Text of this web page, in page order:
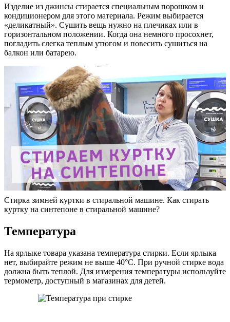
Изделие из джинсы стирается специальным порошком и
кондиционером для этого материала. Режим выбирается
«деликатный». Сушить вещь нужно на плечиках или в
горизонтальном положении. Когда она немного просохнет,
погладить слегка теплым утюгом и повесить сушиться на
балкон или батарею.
Стирка зимней куртки в стиральной машине. Как стирать
куртку на синтепоне в стиральной машине?
Температура
На ярлыке товара указана температура стирки. Если ярлыка
нет, выбирайте режим не выше 40°C. При ручной стирке вода
должна быть теплой. Для измерения температуры используйте
термометр, доступный в магазинах для детей.